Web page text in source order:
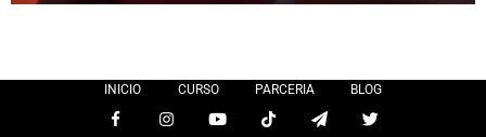
INICIO CURSO PARCERIA BLOG